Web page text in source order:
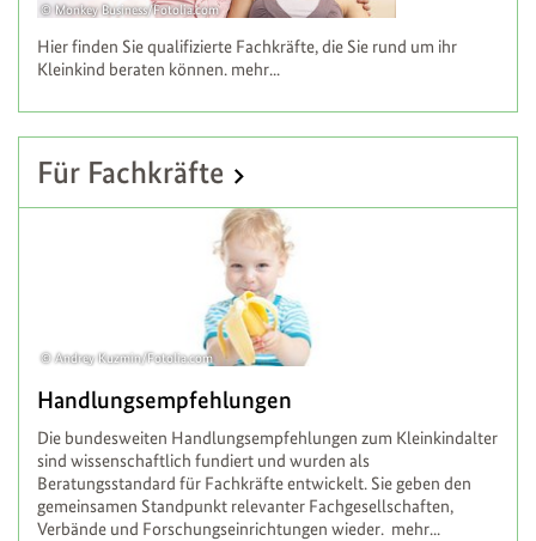
Monkey Business/Fotolia.com
Hier finden Sie qualifizierte Fachkräfte, die Sie rund um ihr
Kleinkind beraten können. mehr...
Für Fachkräfte
Andrey Kuzmin/Fotolia.com
Handlungsempfehlungen
Die bundesweiten Handlungsempfehlungen zum Kleinkindalter
sind wissenschaftlich fundiert und wurden als
Beratungsstandard für Fachkräfte entwickelt. Sie geben den
gemeinsamen Standpunkt relevanter Fachgesellschaften,
Verbände und Forschungseinrichtungen wieder. mehr...